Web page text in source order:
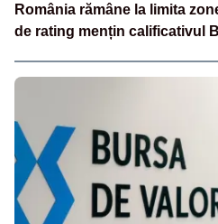
România rămâne la limita
de rating mențin calificativul